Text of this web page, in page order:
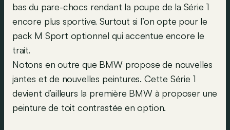
bas du pare-chocs rendant la poupe de la Série 1
encore plus sportive. Surtout si l’on opte pour le
pack M Sport optionnel qui accentue encore le
trait.
Notons en outre que BMW propose de nouvelles
jantes et de nouvelles peintures. Cette Série 1
devient d’ailleurs la première BMW à proposer une
peinture de toit contrastée en option.